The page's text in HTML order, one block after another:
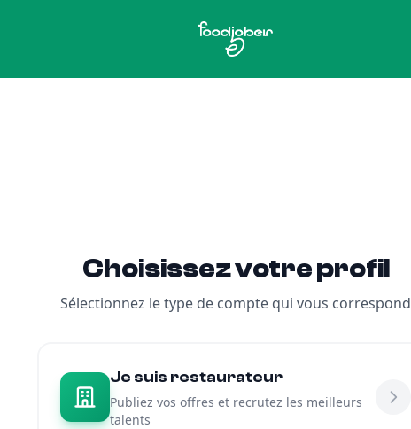
Choisissez votre profil
Sélectionnez le type de compte qui vous correspond
Je suis restaurateur
Publiez vos offres et recrutez les meilleurs
talents